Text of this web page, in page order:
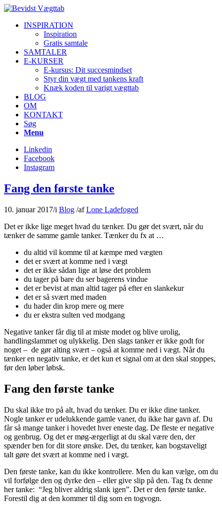
INSPIRATION
Inspiration
Gratis samtale
SAMTALER
E-KURSER
E-kursus: Dit succesmindset
Styr din vægt med tankens kraft
Knæk koden til varigt vægttab
BLOG
OM
KONTAKT
Søg
Menu
Linkedin
Facebook
Instagram
Fang den første tanke
10. januar 2017/i Blog /afLone Ladefoged
Det er ikke lige meget hvad du tænker. Du gør det svært, når du
tænker de samme gamle tanker. Tænker du fx at …
du altid vil komme til at kæmpe med vægten
det er svært at komme ned i vægt
det er ikke sådan lige at løse det problem
du tager på bare du ser bagerens vindue
det er bevist at man altid tager på efter en slankekur
det er så svært med maden
du hader din krop mere og mere
du er ekstra sulten ved modgang
Negative tanker får dig til at miste modet og blive urolig,
handlingslammet og ulykkelig. Den slags tanker er ikke godt for
noget – de gør alting svært – også at komme ned i vægt. Når du
tænker en negativ tanke, er det kun et signal om at den skal stoppes,
før den løber løbsk.
Fang den første tanke
Du skal ikke tro på alt, hvad du tænker. Du er ikke dine tanker.
Nogle tanker er udelukkende gamle vaner, du ikke har gavn af. Du
får så mange tanker i hovedet hver eneste dag. De fleste er negative
og genbrug. Og det er møg-ærgerligt at du skal være den, der
spænder ben for dit store ønske. Det, du tænker, kan bogstaveligt
talt gøre det svært at komme ned i vægt.
Den første tanke, kan du ikke kontrollere. Men du kan vælge, om du
vil forfølge den og dyrke den – eller give slip på den. Tag fx denne
her tanke: “Jeg bliver aldrig slank igen”. Det er den første tanke.
Forestil dig at den kommer til dig som en togvogn.